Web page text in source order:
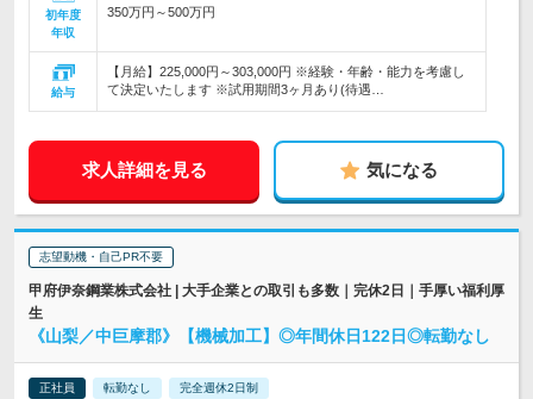
初年度
年収
350万円～500万円
給与
【月給】225,000円～303,000円 ※経験・年齢・能力を考慮し
て決定いたします ※試用期間3ヶ月あり(待遇…
求人詳細を見る 気になる
志望動機・自己PR不要
甲府伊奈鋼業株式会社 | 大手企業との取引も多数｜完休2日｜手厚い福利厚
生
《山梨／中巨摩郡》【機械加工】◎年間休日122日◎転勤なし
正社員 転勤なし 完全週休2日制